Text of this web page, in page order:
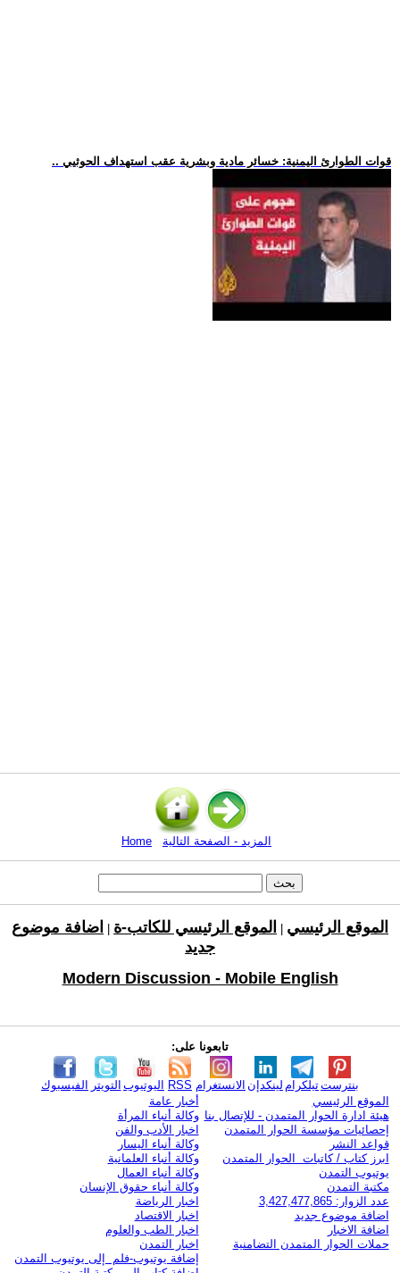
.. قوات الطوارئ اليمنية: خسائر مادية وبشرية عقب استهداف الحوثيي
Home المزيد - الصفحة التالية
الموقع الرئيسي الموقع الرئيسي للكاتب-ة
اضافة موضوع
جديد
Modern Discussion - Mobile English
تابعونا على:
الفيسبوك التويتر اليوتيوب RSS الانستغرام لينكدإن تيلكرامبنترست
الموقع الرئيسي
هيئة ادارة الحوار المتمدن - للإتصال بنا
إحصائيات مؤسسة الحوار المتمدن
قواعد النشر
ابرز كتاب / كاتبات الحوار المتمدن
يوتيوب التمدن
مكتبة التمدن
عدد الزوار: 3,427,477,865
اضافة موضوع جديد
اضافة الاخبار
حملات الحوار المتمدن التضامنية
أخبار عامة
وكالة أنباء المرأة
اخبار الأدب والفن
وكالة أنباء اليسار
وكالة أنباء العلمانية
وكالة أنباء العمال
وكالة أنباء حقوق الإنسان
اخبار الرياضة
اخبار الاقتصاد
اخبار الطب والعلوم
اخبار التمدن
إضافة يوتيوب-فلم إلى يوتيوب التمدن